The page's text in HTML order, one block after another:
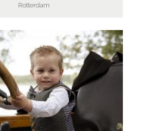
Rotterdam